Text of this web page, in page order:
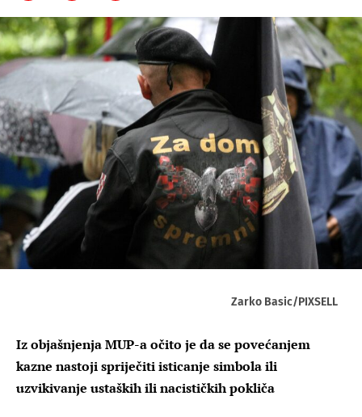
Zarko Basic/PIXSELL
Iz objašnjenja MUP-a očito je da se povećanjem
kazne nastoji spriječiti isticanje simbola ili
uzvikivanje ustaških ili nacističkih pokliča